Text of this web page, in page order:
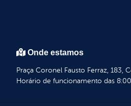
Onde estamos
Praça Coronel Fausto Ferraz, 183,
Horário de funcionamento das